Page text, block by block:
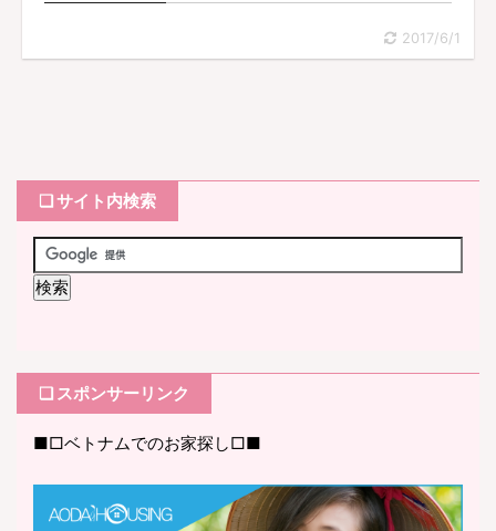
2017/6/1
❏ サイト内検索
❏ スポンサーリンク
■□ベトナムでのお家探し□■